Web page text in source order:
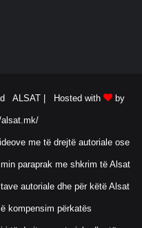
ALSAT | Hosted with by
me të drejtë autoriale ose
paraprak me shkrim të Alsat
autoriale dhe për këtë Alsat
kompensim përkatës